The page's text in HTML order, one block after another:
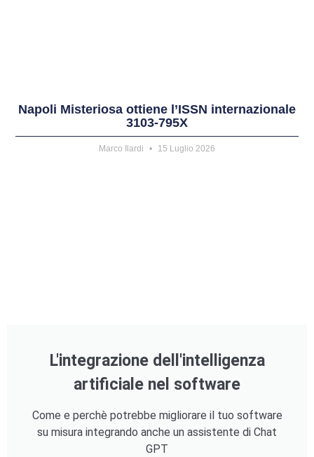
Napoli Misteriosa ottiene l’ISSN internazionale
3103-795X
Marco Ilardi 15 Luglio 2026
L'integrazione dell'intelligenza
artificiale nel software
Come e perchè potrebbe migliorare il tuo software
su misura integrando anche un assistente di Chat
GPT